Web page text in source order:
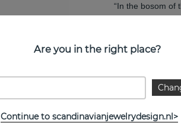
“In the bosom of
Are you in the right place?
Continue to scandinavianjewelrydesign.nl>